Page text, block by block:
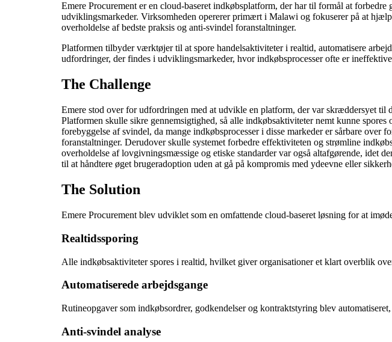
Emere Procurement er en cloud-baseret indkøbsplatform, der har til formål at
udviklingsmarkeder. Virksomheden opererer primært i Malawi og fokuserer på at
overholdelse af bedste praksis og anti-svindel foranstaltninger.
Platformen tilbyder værktøjer til at spore handelsaktiviteter i realtid, automatisere
udfordringer, der findes i udviklingsmarkeder, hvor indkøbsprocesser ofte er
The Challenge
Emere stod over for udfordringen med at udvikle en platform, der var skræddersyet til
Platformen skulle sikre gennemsigtighed, så alle indkøbsaktiviteter nemt kunne
forebyggelse af svindel, da mange indkøbsprocesser i disse markeder er sårbare
foranstaltninger. Derudover skulle systemet forbedre effektiviteten og strømline
overholdelse af lovgivningsmæssige og etiske standarder var også altafgørende, idet
til at håndtere øget brugeradoption uden at gå på kompromis med ydeevne eller
The Solution
Emere Procurement blev udviklet som en omfattende cloud-baseret løsning for at
Realtidssporing
Alle indkøbsaktiviteter spores i realtid, hvilket giver organisationer et klart overblik
Automatiserede arbejdsgange
Rutineopgaver som indkøbsordrer, godkendelser og kontraktstyring blev
Anti-svindel analyse